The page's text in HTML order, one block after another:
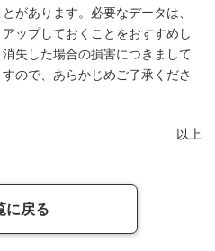
があります。必要なデータは、
ップしておくことをおすすめし
失した場合の損害につきまして
ので、あらかじめご了承くださ
以上
に戻る